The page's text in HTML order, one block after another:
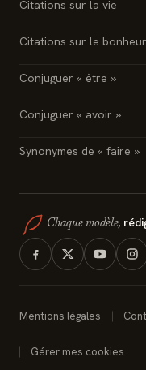
Citations sur la vie
Citations sur le bonheur
Conjuguer « être »
Conjuguer « avoir »
Synonymes de « faire »
Chaque modèle,
Mentions légales
Gérer mes cookies